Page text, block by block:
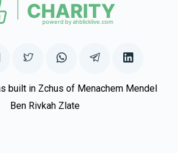
built in Zchus of Menachem Mendel
Ben Rivkah Zlate